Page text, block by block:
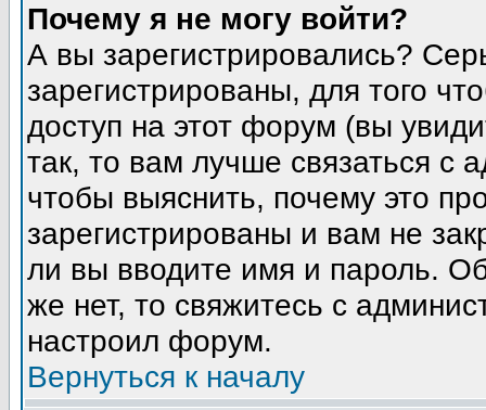
Почему я не могу войти?
А вы зарегистрировались?
зарегистрированы, для того
доступ на этот форум (вы
так, то вам лучше связаться с
чтобы выяснить, почему это
зарегистрированы и вам не
ли вы вводите имя и пароль.
же нет, то свяжитесь с
настроил форум.
Вернуться к началу